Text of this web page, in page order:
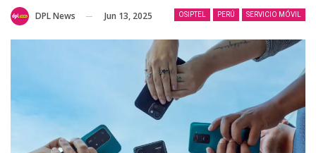
OSIPTEL PERÚ SERVICIO MÓVIL
DPL News Jun 13, 2025